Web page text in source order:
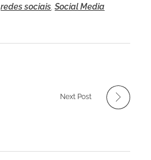
redes sociais, Social Media
Next Post